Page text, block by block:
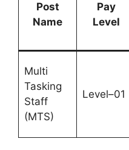
Post
Name
Pay
Level
Multi
Tasking
Staff
(MTS)
Level–01